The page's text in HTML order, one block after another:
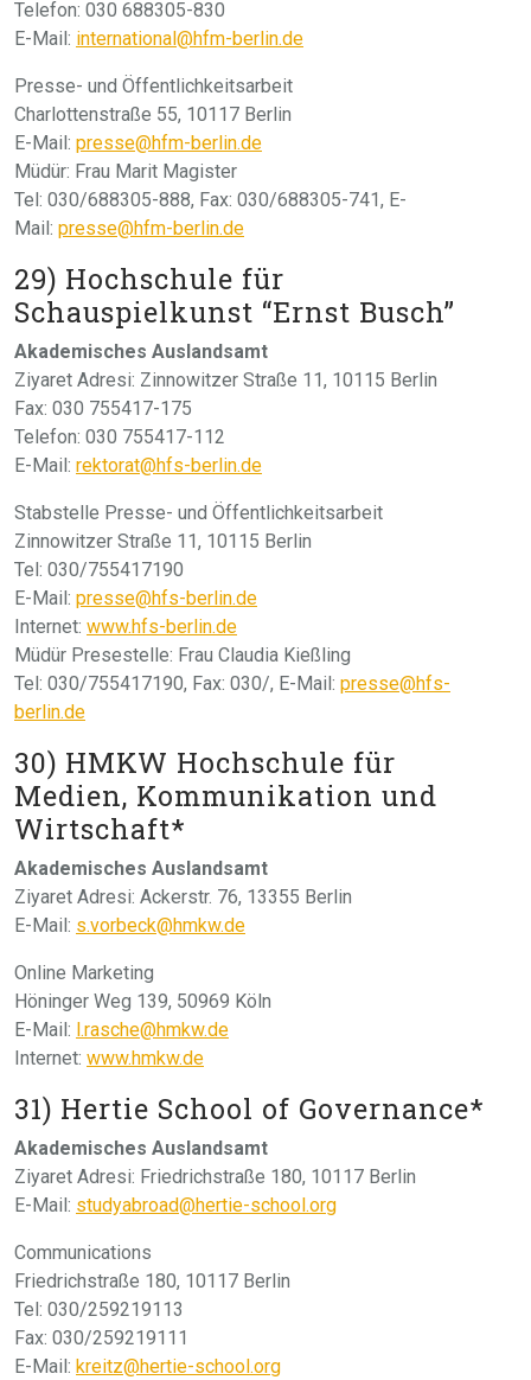
Telefon: 030 688305-830
E-Mail: international@hfm-berlin.de
Presse- und Öffentlichkeitsarbeit
Charlottenstraße 55, 10117 Berlin
E-Mail: presse@hfm-berlin.de
Müdür: Frau Marit Magister
Tel: 030/688305-888, Fax: 030/688305-741, E-
Mail: presse@hfm-berlin.de
29) Hochschule für
Schauspielkunst “Ernst Busch”
Akademisches Auslandsamt
Ziyaret Adresi: Zinnowitzer Straße 11, 10115 Berlin
Fax: 030 755417-175
Telefon: 030 755417-112
E-Mail: rektorat@hfs-berlin.de
Stabstelle Presse- und Öffentlichkeitsarbeit
Zinnowitzer Straße 11, 10115 Berlin
Tel: 030/755417190
E-Mail: presse@hfs-berlin.de
Internet: www.hfs-berlin.de
Müdür Presestelle: Frau Claudia Kießling
Tel: 030/755417190, Fax: 030/, E-Mail: presse@hfs-
berlin.de
30) HMKW Hochschule für
Medien, Kommunikation und
Wirtschaft*
Akademisches Auslandsamt
Ziyaret Adresi: Ackerstr. 76, 13355 Berlin
E-Mail: s.vorbeck@hmkw.de
Online Marketing
Höninger Weg 139, 50969 Köln
E-Mail: l.rasche@hmkw.de
Internet: www.hmkw.de
31) Hertie School of Governance*
Akademisches Auslandsamt
Ziyaret Adresi: Friedrichstraße 180, 10117 Berlin
E-Mail: studyabroad@hertie-school.org
Communications
Friedrichstraße 180, 10117 Berlin
Tel: 030/259219113
Fax: 030/259219111
E-Mail: kreitz@hertie-school.org